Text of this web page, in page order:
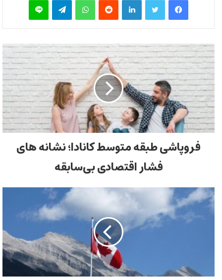
فروپاشی طبقه متوسط کانادا؛ نشانه های
فشار اقتصادی بی‌سابقه